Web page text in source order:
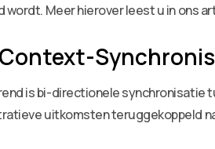
wordt. Meer hierover leest u in ons
is bi-directionele
uitkomsten teruggekoppeld